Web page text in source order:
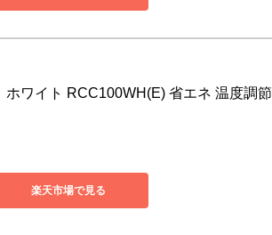
ホワイト RCC100WH(E) 省エネ 温度調節
楽天市場で見る